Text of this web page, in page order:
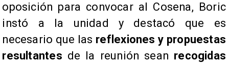
oposición para convocar al Cosena, Boric
instó a la unidad y destacó que es
necesario que las reflexiones y propuestas
resultantes de la reunión sean recogidas